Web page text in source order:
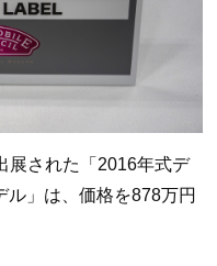
展された「2016年式デ
ル」は、価格を878万円